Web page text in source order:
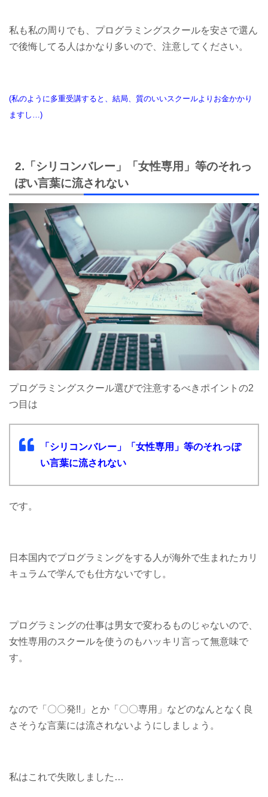
私も私の周りでも、プログラミングスクールを安さで選ん
で後悔してる人はかなり多いので、注意してください。
(私のように多重受講すると、結局、質のいいスクールよりお金かかり
ますし…)
2.「シリコンバレー」「女性専用」等のそれっ
ぽい言葉に流されない
プログラミングスクール選びで注意するべきポイントの2
つ目は
「シリコンバレー」「女性専用」等のそれっぽ
い言葉に流されない
です。
日本国内でプログラミングをする人が海外で生まれたカリ
キュラムで学んでも仕方ないですし。
プログラミングの仕事は男女で変わるものじゃないので、
女性専用のスクールを使うのもハッキリ言って無意味で
す。
なので「〇〇発!!」とか「〇〇専用」などのなんとなく良
さそうな言葉には流されないようにしましょう。
私はこれで失敗しました…